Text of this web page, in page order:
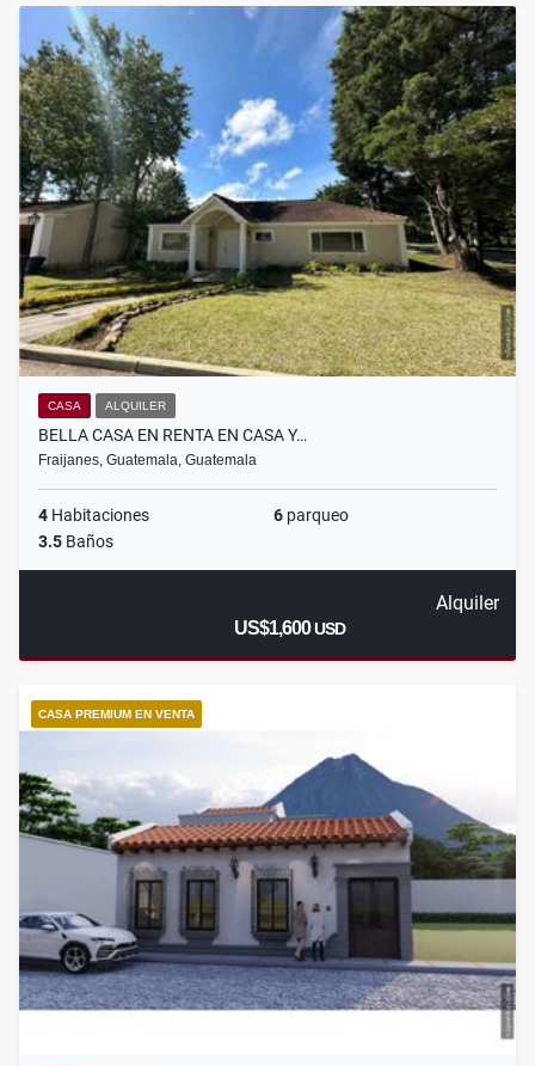
CASA ALQUILER
BELLA CASA EN RENTA EN CASA Y…
Fraijanes, Guatemala, Guatemala
4 Habitaciones 6 parqueo
3.5 Baños
Alquiler
US$1,600USD
CASA PREMIUM EN VENTA